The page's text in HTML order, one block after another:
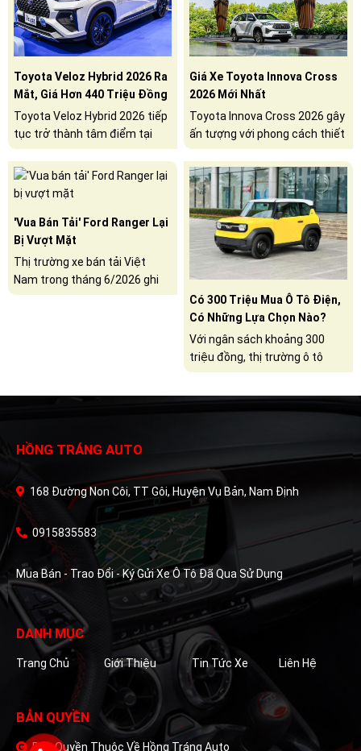
Toyota Veloz Hybrid 2026 Ra
Mắt, Giá Hơn 440 Triệu Đồng
Toyota Veloz Hybrid 2026 tiếp
tục trở thành tâm điểm tại
Triển lãm Ô tô Quốc tế
Gaikindo Indonesia (GIIAS)
2026.
Giá Xe Toyota Innova Cross
2026 Mới Nhất
Toyota Innova Cross 2026 gây
ấn tượng với phong cách thiết
kế SUV, tùy chọn động cơ
Hybrid tiết kiệm nhiên liệu
cùng mức giá lăn bánh khởi
điểm từ 805 triệu đồng.
'Vua Bán Tải' Ford Ranger Lại
Bị Vượt Mặt
Thị trường xe bán tải Việt
Nam trong tháng 6/2026 ghi
nhận sự đổi ngôi ở vị trí dẫn
Có 300 Triệu Mua Ô Tô Điện,
Có Những Lựa Chọn Nào?
Với ngân sách khoảng 300
triệu đồng, thị trường ô tô
điện Việt Nam không còn là
sân chơi độc diễn của VinFast
VF 3 mà đang mở ra nhiều lựa
HỒNG TRÁNG AUTO
168 Đường Non Côi, TT Gôi, Huyện Vụ Bản, Nam Định
0915835583
Mua Bán - Trao Đổi - Ký Gửi Xe Ô Tô Đã Qua Sử Dụng
DANH MỤC
Trang Chủ Giới Thiệu Tin Tức Xe Liên Hệ
BẢN QUYỀN
Bản Quyền Thuộc Về Hồng Tráng Auto